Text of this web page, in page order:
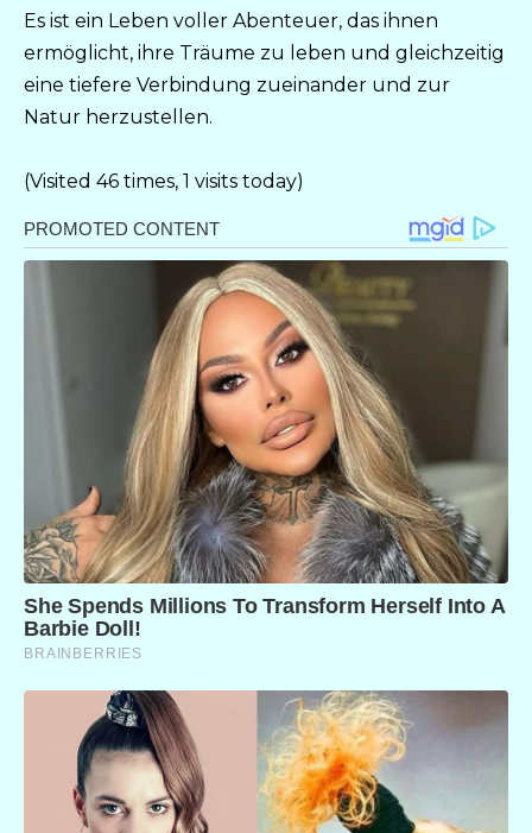
Es ist ein Leben voller Abenteuer, das ihnen
ermöglicht, ihre Träume zu leben und gleichzeitig
eine tiefere Verbindung zueinander und zur
Natur herzustellen.
(Visited 46 times, 1 visits today)